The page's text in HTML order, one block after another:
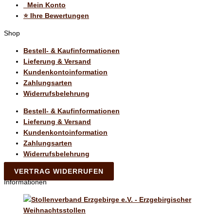
Mein Konto
⭐️ Ihre Bewertungen
Shop
Bestell- & Kaufinformationen
Lieferung & Versand
Kundenkontoinformation
Zahlungsarten
Widerrufsbelehrung
Bestell- & Kaufinformationen
Lieferung & Versand
Kundenkontoinformation
Zahlungsarten
Widerrufsbelehrung
VERTRAG WIDERRUFEN
Informationen